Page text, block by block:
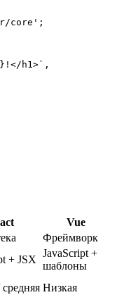
core' ;
h1>` ,
Vue
Фреймворк
+ JSX
JavaScript +
шаблоны
Низкая